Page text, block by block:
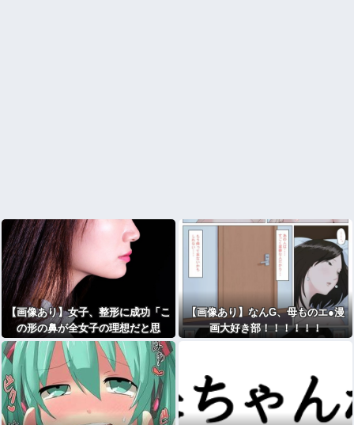
【画像あり】女子、整形に成功「こ
の形の鼻が全女子の理想だと思
う！！」⇒！
【画像あり】なんG、母ものエ●漫
画大好き部！！！！！！